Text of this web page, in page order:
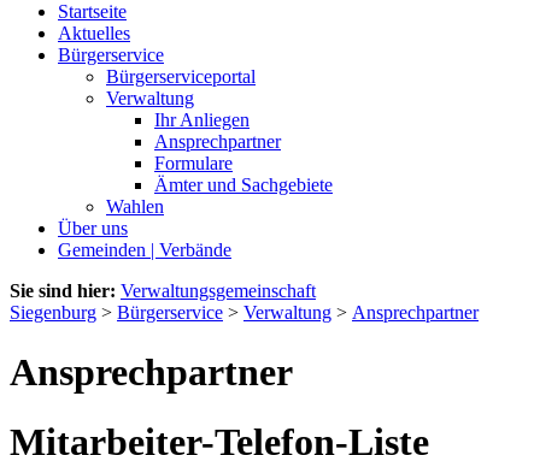
Startseite
Aktuelles
Bürgerservice
Bürgerserviceportal
Verwaltung
Ihr Anliegen
Ansprechpartner
Formulare
Ämter und Sachgebiete
Wahlen
Über uns
Gemeinden | Verbände
Sie sind hier: Verwaltungsgemeinschaft
Siegenburg > Bürgerservice > Verwaltung > Ansprechpartner
Ansprechpartner
Mitarbeiter-Telefon-Liste